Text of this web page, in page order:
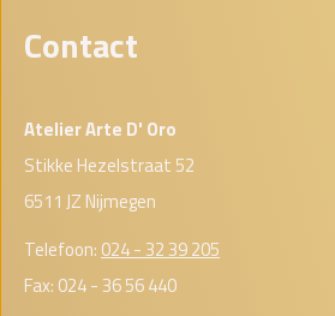
Contact
Atelier Arte D' Oro
Stikke Hezelstraat 52
6511 JZ Nijmegen
Telefoon: 024 - 32 39 205
Fax: 024 - 36 56 440